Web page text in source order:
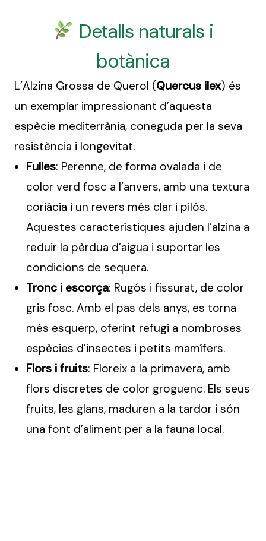
Detalls naturals i
botànica
L’Alzina Grossa de Querol (Quercus ilex) és
un exemplar impressionant d’aquesta
espècie mediterrània, coneguda per la seva
resistència i longevitat.
Fulles: Perenne, de forma ovalada i de
color verd fosc a l’anvers, amb una textura
coriàcia i un revers més clar i pilós.
Aquestes característiques ajuden l’alzina a
reduir la pèrdua d’aigua i suportar les
condicions de sequera.
Tronc i escorça: Rugós i fissurat, de color
gris fosc. Amb el pas dels anys, es torna
més esquerp, oferint refugi a nombroses
espècies d’insectes i petits mamífers.
Flors i fruits: Floreix a la primavera, amb
flors discretes de color groguenc. Els seus
fruits, les glans, maduren a la tardor i són
una font d’aliment per a la fauna local.